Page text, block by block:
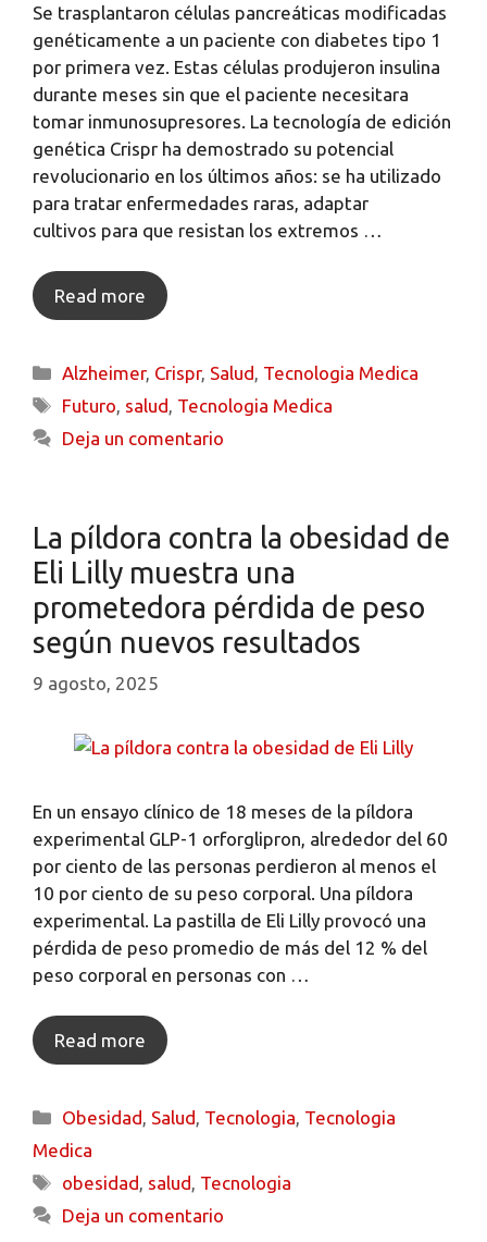
Se trasplantaron células pancreáticas modificadas
genéticamente a un paciente con diabetes tipo 1
por primera vez. Estas células produjeron insulina
durante meses sin que el paciente necesitara
tomar inmunosupresores. La tecnología de edición
genética Crispr ha demostrado su potencial
revolucionario en los últimos años: se ha utilizado
para tratar enfermedades raras, adaptar
cultivos para que resistan los extremos …
Read more
Alzheimer, Crispr, Salud, Tecnologia Medica
Futuro, salud, Tecnologia Medica
Deja un comentario
La píldora contra la obesidad de
Eli Lilly muestra una
prometedora pérdida de peso
según nuevos resultados
9 agosto, 2025
En un ensayo clínico de 18 meses de la píldora
experimental GLP-1 orforglipron, alrededor del 60
por ciento de las personas perdieron al menos el
10 por ciento de su peso corporal. Una píldora
experimental. La pastilla de Eli Lilly provocó una
pérdida de peso promedio de más del 12 % del
peso corporal en personas con …
Read more
Obesidad, Salud, Tecnologia, Tecnologia
Medica
obesidad, salud, Tecnologia
Deja un comentario